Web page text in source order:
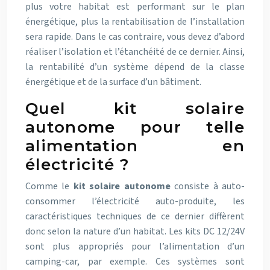
plus votre habitat est performant sur le plan
énergétique, plus la rentabilisation de l’installation
sera rapide. Dans le cas contraire, vous devez d’abord
réaliser l’isolation et l’étanchéité de ce dernier. Ainsi,
la rentabilité d’un système dépend de la classe
énergétique et de la surface d’un bâtiment.
Quel kit solaire
autonome pour telle
alimentation en
électricité ?
Comme le kit solaire autonomeconsiste à auto-
consommer l’électricité auto-produite, les
caractéristiques techniques de ce dernier diffèrent
donc selon la nature d’un habitat. Les kits DC 12/24V
sont plus appropriés pour l’alimentation d’un
camping-car, par exemple. Ces systèmes sont